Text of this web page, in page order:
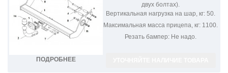
ПОДРОБНЕЕ
двух болтах).
Вертикальная нагрузка на шар, кг: 50.
Максимальная масса прицепа, кг: 1100.
Резать бампер: Не надо.